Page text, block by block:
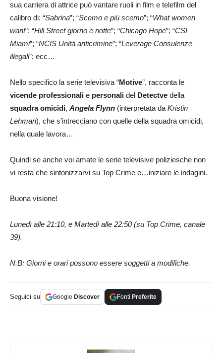
sua carriera di attrice può vantare ruoli in film e telefilm del
calibro di: “Sabrina”; “Scemo e più scemo”; “What women
want”; “Hill Street giorno e notte”; “Chicago Hope”; “CSI
Miami”; “NCIS Unità anticrimine”; “Leverage Consulenze
illegali”; ecc…
Nello specifico la serie televisiva “Motive”, racconta le
vicende professionali e personali del Detectve della
squadra omicidi, Angela Flynn (interpretata da Kristin
Lehman), che s’intrecciano con quelle della squadra omicidi,
nella quale lavora…
Quindi se anche voi amate le serie televisive poliziesche non
vi resta che sintonizzarvi su Top Crime e…iniziare le indagini.
Buona visione!
Lunedì alle 21:10, e Martedì alle 22:50 (su Top Crime, canale
39).
N.B: Giorni e orari possono essere soggetti a modifiche.
Seguici su Google Discover Fonti Preferite